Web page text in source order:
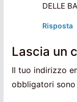
DELLE
Risposta
Lascia un
Il tuo indirizzo
obbligatori